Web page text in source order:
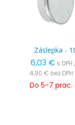
Záslepka -
6,03 € s
4,90 € bez
Do 5-7 prac.